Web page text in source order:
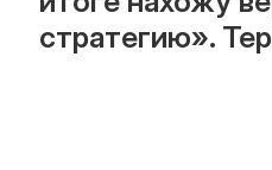
стратегию».